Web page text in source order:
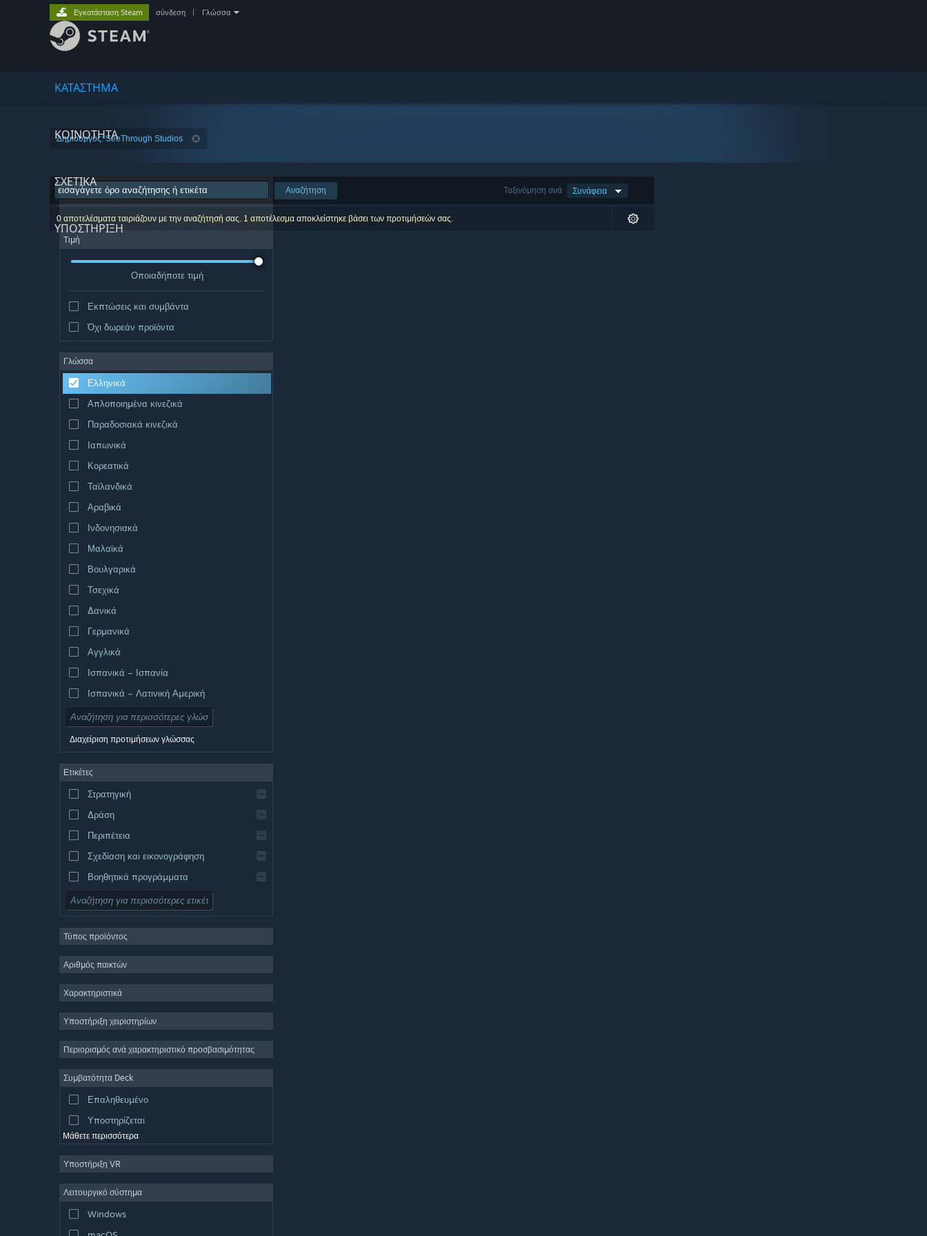
ΚΑΤΑΣΤΗΜΑ
ΚΟΙΝΟΤΗΤΑ
ΣΧΕΤΙΚΆ
ΥΠΟΣΤΗΡΙΞΗ
Εγκατάσταση Steam σύνδεση Γλώσσα
Δημιουργός: SeeThrough Studios
Ταξινόμηση ανά Συνάφεια
Αναζήτηση
0 αποτελέσματα ταιριάζουν με την αναζήτησή σας. 1 αποτέλεσμα αποκλείστηκε βάσει των προτιμήσεών σας.
Τιμή
Οποιαδήποτε τιμή
Εκπτώσεις και συμβάντα
Όχι δωρεάν προϊόντα
Γλώσσα
Ελληνικά
Απλοποιημένα κινεζικά
Παραδοσιακά κινεζικά
Ιαπωνικά
Κορεατικά
Ταϊλανδικά
Αραβικά
Ινδονησιακά
Μαλαϊκά
Βουλγαρικά
Τσεχικά
Δανικά
Γερμανικά
Αγγλικά
Ισπανικά – Ισπανία
Ισπανικά – Λατινική Αμερική
Διαχείριση προτιμήσεων γλώσσας
Ετικέτες
Στρατηγική
Δράση
Περιπέτεια
Σχεδίαση και εικονογράφηση
Βοηθητικά προγράμματα
Δωρεάν για παίξιμο
Μαζικό πολλών παικτών
Indie
Χαλαρό
Προσομοίωση
Παραγωγή βίντεο
Επεξεργασία εικόνας
Τύπος προϊόντος
Αριθμός παικτών
Χαρακτηριστικά
Υποστήριξη χειριστηρίων
Περιορισμός ανά χαρακτηριστικό προσβασιμότητας
Συμβατότητα Deck
Επαληθευμένο
Υποστηρίζεται
Μάθετε περισσότερα
Υποστήριξη VR
Λειτουργικό σύστημα
Windows